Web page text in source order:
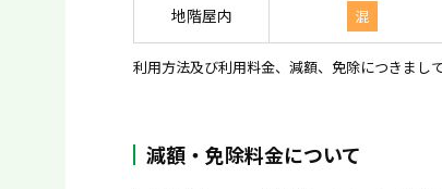
地階屋内 混
利用方法及び利用料金、減額、免除につきまし
減額・免除料金について